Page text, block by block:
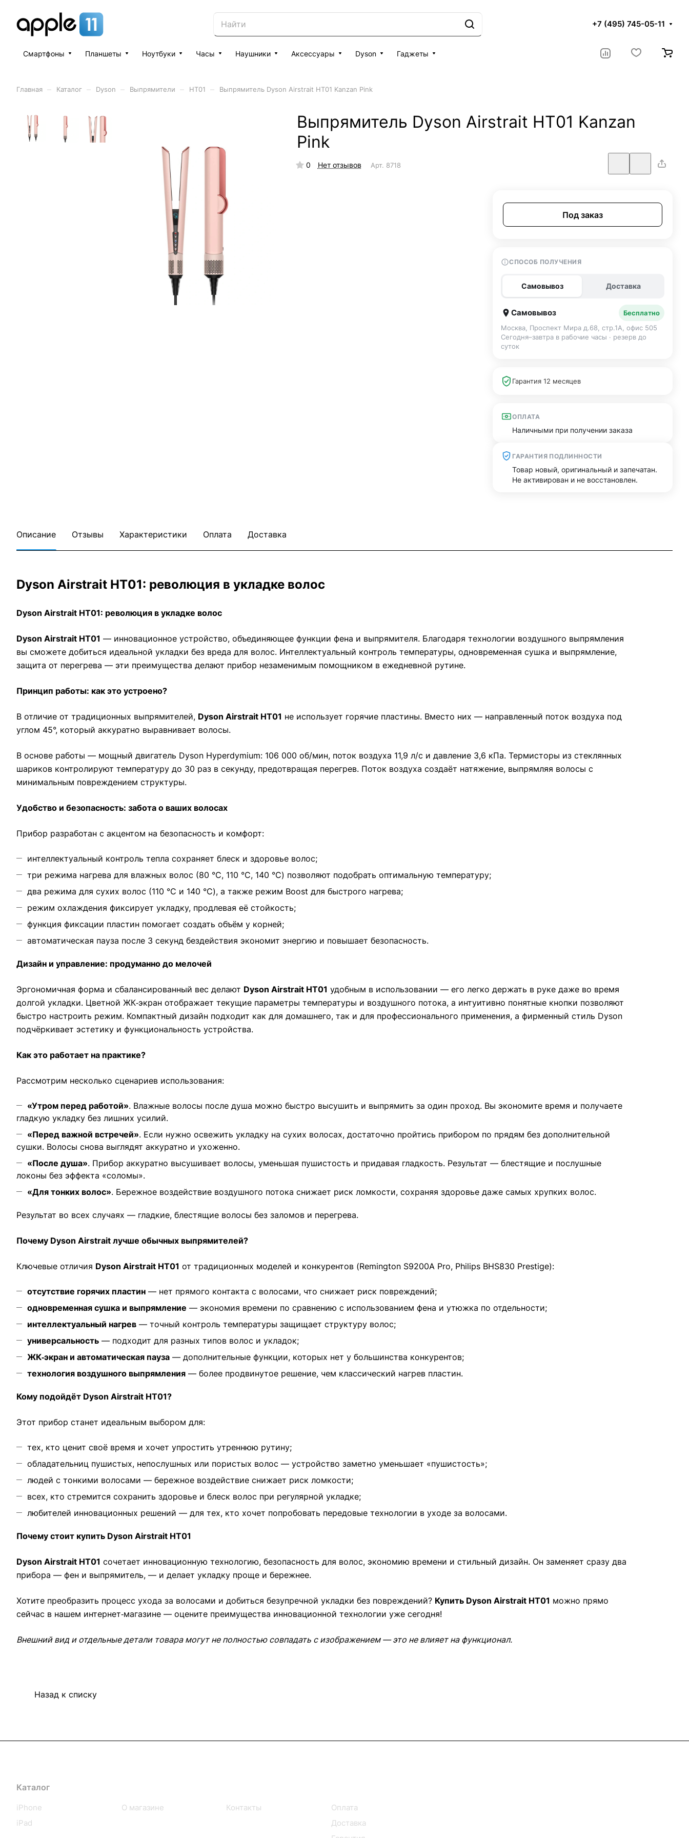
+7 (495) 745-05-11
Смартфоны Планшеты Ноутбуки Часы Наушники Аксессуары Dyson Гаджеты
Главная Каталог Dyson Выпрямители HT01 Выпрямитель Dyson Airstrait HT01 Kanzan Pink
Выпрямитель Dyson Airstrait HT01 Kanzan
Pink
0 Нет отзывов Арт. 8718
Под заказ
СПОСОБ ПОЛУЧЕНИЯ
Самовывоз Доставка
Самовывоз
Бесплатно
Москва, Проспект Мира д.68, стр.1А, офис 505
Сегодня–завтра в рабочие часы · резерв до
суток
Гарантия 12 месяцев
ОПЛАТА
Наличными при получении заказа
ГАРАНТИЯ ПОДЛИННОСТИ
Товар новый, оригинальный и запечатан.
Не активирован и не восстановлен.
Описание Отзывы Характеристики Оплата Доставка
Dyson Airstrait HT01: революция в укладке волос
Dyson Airstrait HT01: революция в укладке волос
Dyson Airstrait HT01 — инновационное устройство, объединяющее функции фена и выпрямителя. Благодаря технологии воздушного выпрямления
вы сможете добиться идеальной укладки без вреда для волос. Интеллектуальный контроль температуры, одновременная сушка и выпрямление,
защита от перегрева — эти преимущества делают прибор незаменимым помощником в ежедневной рутине.
Принцип работы: как это устроено?
В отличие от традиционных выпрямителей, Dyson Airstrait HT01 не использует горячие пластины. Вместо них — направленный поток воздуха под
углом 45°, который аккуратно выравнивает волосы.
В основе работы — мощный двигатель Dyson Hyperdymium: 106 000 об/мин, поток воздуха 11,9 л/с и давление 3,6 кПа. Термисторы из стеклянных
шариков контролируют температуру до 30 раз в секунду, предотвращая перегрев. Поток воздуха создаёт натяжение, выпрямляя волосы с
минимальным повреждением структуры.
Удобство и безопасность: забота о ваших волосах
Прибор разработан с акцентом на безопасность и комфорт:
интеллектуальный контроль тепла сохраняет блеск и здоровье волос;
три режима нагрева для влажных волос (80 °C, 110 °C, 140 °C) позволяют подобрать оптимальную температуру;
два режима для сухих волос (110 °C и 140 °C), а также режим Boost для быстрого нагрева;
режим охлаждения фиксирует укладку, продлевая её стойкость;
функция фиксации пластин помогает создать объём у корней;
автоматическая пауза после 3 секунд бездействия экономит энергию и повышает безопасность.
Дизайн и управление: продуманно до мелочей
Эргономичная форма и сбалансированный вес делают Dyson Airstrait HT01 удобным в использовании — его легко держать в руке даже во время
долгой укладки. Цветной ЖК‑экран отображает текущие параметры температуры и воздушного потока, а интуитивно понятные кнопки позволяют
быстро настроить режим. Компактный дизайн подходит как для домашнего, так и для профессионального применения, а фирменный стиль Dyson
подчёркивает эстетику и функциональность устройства.
Как это работает на практике?
Рассмотрим несколько сценариев использования:
«Утром перед работой». Влажные волосы после душа можно быстро высушить и выпрямить за один проход. Вы экономите время и получаете
гладкую укладку без лишних усилий.
«Перед важной встречей». Если нужно освежить укладку на сухих волосах, достаточно пройтись прибором по прядям без дополнительной
сушки. Волосы снова выглядят аккуратно и ухоженно.
«После душа». Прибор аккуратно высушивает волосы, уменьшая пушистость и придавая гладкость. Результат — блестящие и послушные
локоны без эффекта «соломы».
«Для тонких волос». Бережное воздействие воздушного потока снижает риск ломкости, сохраняя здоровье даже самых хрупких волос.
Результат во всех случаях — гладкие, блестящие волосы без заломов и перегрева.
Почему Dyson Airstrait лучше обычных выпрямителей?
Ключевые отличия Dyson Airstrait HT01 от традиционных моделей и конкурентов (Remington S9200A Pro, Philips BHS830 Prestige):
отсутствие горячих пластин — нет прямого контакта с волосами, что снижает риск повреждений;
одновременная сушка и выпрямление — экономия времени по сравнению с использованием фена и утюжка по отдельности;
интеллектуальный нагрев — точный контроль температуры защищает структуру волос;
универсальность — подходит для разных типов волос и укладок;
ЖК‑экран и автоматическая пауза — дополнительные функции, которых нет у большинства конкурентов;
технология воздушного выпрямления — более продвинутое решение, чем классический нагрев пластин.
Кому подойдёт Dyson Airstrait HT01?
Этот прибор станет идеальным выбором для:
тех, кто ценит своё время и хочет упростить утреннюю рутину;
обладательниц пушистых, непослушных или пористых волос — устройство заметно уменьшает «пушистость»;
людей с тонкими волосами — бережное воздействие снижает риск ломкости;
всех, кто стремится сохранить здоровье и блеск волос при регулярной укладке;
любителей инновационных решений — для тех, кто хочет попробовать передовые технологии в уходе за волосами.
Почему стоит купить Dyson Airstrait HT01
Dyson Airstrait HT01 сочетает инновационную технологию, безопасность для волос, экономию времени и стильный дизайн. Он заменяет сразу два
прибора — фен и выпрямитель, — и делает укладку проще и бережнее.
Хотите преобразить процесс ухода за волосами и добиться безупречной укладки без повреждений? Купить Dyson Airstrait HT01 можно прямо
сейчас в нашем интернет‑магазине — оцените преимущества инновационной технологии уже сегодня!
Внешний вид и отдельные детали товара могут не полностью совпадать с изображением — это не влияет на функционал.
Назад к списку
Каталог
iPhone
iPad
О магазине Контакты
Оплата
Доставка